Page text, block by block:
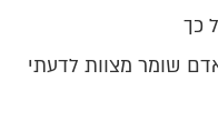
כך
שומר מצוות לדעתי